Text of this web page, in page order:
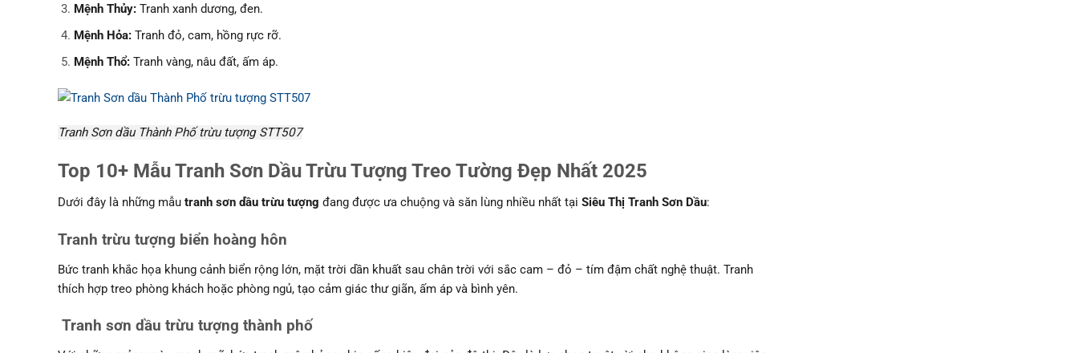
Mệnh Thủy:Tranh xanh dương, đen.
Mệnh Hỏa:Tranh đỏ, cam, hồng rực rỡ.
Mệnh Thổ:Tranh vàng, nâu đất, ấm áp.
Tranh Sơn dầu Thành Phố trừu tượng STT507
Top 10+ Mẫu Tranh Sơn Dầu Trừu Tượng Treo Tường Đẹp Nhất 2025
Dưới đây là những mẫu tranh sơn dầu trừu tượng đang được ưa chuộng và săn lùng nhiều nhất tại Siêu Thị Tranh Sơn Dầu:
Tranh trừu tượng biển hoàng hôn
Bức tranh khắc họa khung cảnh biển rộng lớn, mặt trời dần khuất sau chân trời với sắc cam – đỏ – tím đậm chất nghệ thuật. Tranh
thích hợp treo phòng khách hoặc phòng ngủ, tạo cảm giác thư giãn, ấm áp và bình yên.
Tranh sơn dầu trừu tượng thành phố